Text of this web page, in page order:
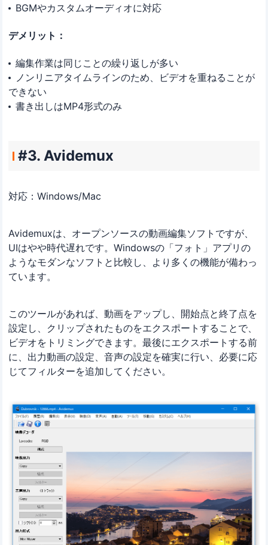
BGMやカスタムオーディオに対応
デメリット：
編集作業は同じことの繰り返しが多い
ノンリニアタイムラインのため、ビデオを重ねることが
できない
書き出しはMP4形式のみ
#3. Avidemux
対応：Windows/Mac
Avidemuxは、オープンソースの動画編集ソフトですが、
UIはやや時代遅れです。Windowsの「フォト」アプリの
ようなモダンなソフトと比較し、より多くの機能が備わっ
ています。
このツールがあれば、動画をアップし、開始点と終了点を
設定し、クリップされたものをエクスポートすることで、
ビデオをトリミングできます。最後にエクスポートする前
に、出力動画の設定、音声の設定を確実に行い、必要に応
じてフィルターを追加してください。